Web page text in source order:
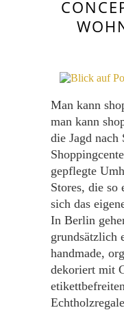
Man kann
man kann
die Jagd nach
gepflegte
Stores, die so
sich das
In Berlin
grundsätzlich
handmade,
dekoriert mit